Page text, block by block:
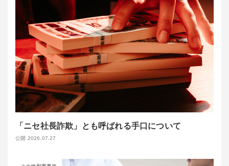
「ニセ社長詐欺」とも呼ばれる手口について
公開 2026.07.27